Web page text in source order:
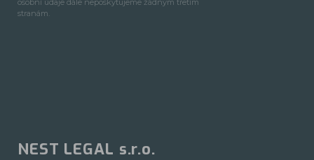
osobní údaje dále neposkytujeme žádným třetím
stranám.
NEST LEGAL s.r.o.